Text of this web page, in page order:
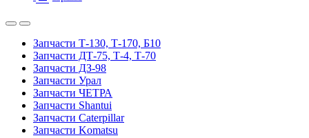
Запчасти Т-130, Т-170, Б10
Запчасти ДТ-75, Т-4, Т-70
Запчасти ДЗ-98
Запчасти Урал
Запчасти ЧЕТРА
Запчасти Shantui
Запчасти Caterpillar
Запчасти Komatsu